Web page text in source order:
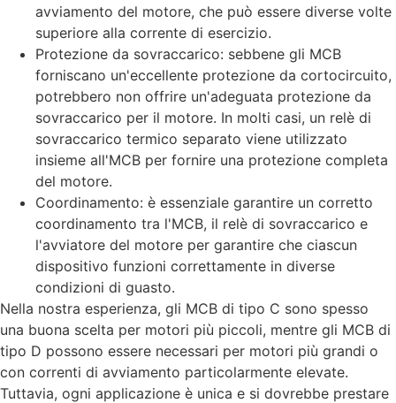
avviamento del motore, che può essere diverse volte
superiore alla corrente di esercizio.
Protezione da sovraccarico: sebbene gli MCB
forniscano un'eccellente protezione da cortocircuito,
potrebbero non offrire un'adeguata protezione da
sovraccarico per il motore. In molti casi, un relè di
sovraccarico termico separato viene utilizzato
insieme all'MCB per fornire una protezione completa
del motore.
Coordinamento: è essenziale garantire un corretto
coordinamento tra l'MCB, il relè di sovraccarico e
l'avviatore del motore per garantire che ciascun
dispositivo funzioni correttamente in diverse
condizioni di guasto.
Nella nostra esperienza, gli MCB di tipo C sono spesso
una buona scelta per motori più piccoli, mentre gli MCB di
tipo D possono essere necessari per motori più grandi o
con correnti di avviamento particolarmente elevate.
Tuttavia, ogni applicazione è unica e si dovrebbe prestare